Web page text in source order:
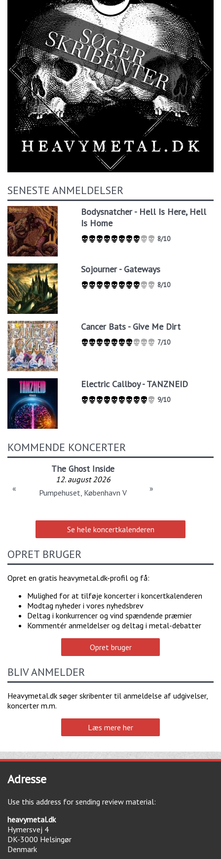
SENESTE ANMELDELSER
Bodysnatcher - Hell Is Here, Hell
Is Home
8/10
Sojourner - Gateways
8/10
Cancer Bats - Give Me Dirt
7/10
Electric Callboy - TANZNEID
9/10
KOMMENDE KONCERTER
The Ghost Inside
12. august 2026
Pumpehuset, København V
« »
Se hele koncertkalenderen
OPRET BRUGER
Opret en gratis heavymetal.dk-profil og få:
Mulighed for at tilføje koncerter i koncertkalenderen
Modtag nyheder i vores nyhedsbrev
Deltag i konkurrencer og vind spændende præmier
Kommentér anmeldelser og deltag i metal-debatter
Opret bruger
BLIV ANMELDER
Heavymetal.dk søger skribenter til anmeldelse af udgivelser,
koncerter m.m.
Læs mere her
Adresse
Use this address for sending review material:
heavymetal.dk
Hymersvej 4
DK-3000 Helsingør
Denmark